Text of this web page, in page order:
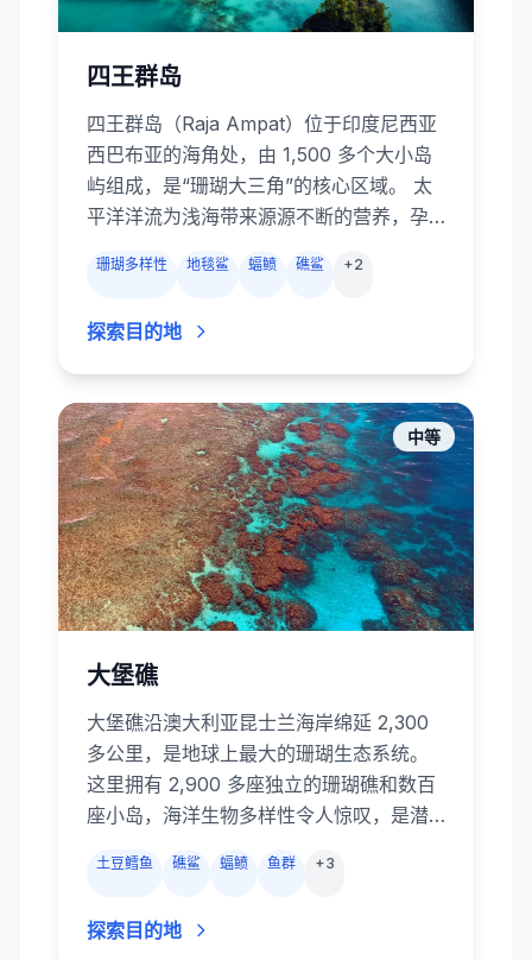
四王群岛
四王群岛（Raja Ampat）位于印度尼西亚
西巴布亚的海角处，由 1,500 多个大小岛
屿组成，是“珊瑚大三角”的核心区域。 太
平洋洋流为浅海带来源源不断的营养，孕
有超过 550 种硬、软珊瑚和约 1,500 种鱼
和白鳍礁鲨，巨型杰克和犬牙金枪鱼追逐
着成群的鞭毛鱼；地毯鲨、海龟、蝠鲼和
海豚也经常造访。 从鱼群密集的海角礁柱
到平静的海湾微距天堂，四王群岛的潜点
多样又精彩。浮出水面时，喀斯特石灰岩
岛和翡翠泻湖交织成梦幻般的景色。
珊瑚多样性 地毯鲨 蝠鲼 礁鲨 +2
探索目的地
中等
大堡礁
大堡礁沿澳大利亚昆士兰海岸绵延 2,300
多公里，是地球上最大的珊瑚生态系统。
这里拥有 2,900 多座独立的珊瑚礁和数百
座小岛，海洋生物多样性令人惊叹，是潜
园和海山上栖息着土豆鳕、巨型鲹、礁
儒小须鲸和座头鲸。 潜水员可以探访历史
土豆鳕鱼 礁鲨 蝠鲼 鱼群 +3
探索目的地